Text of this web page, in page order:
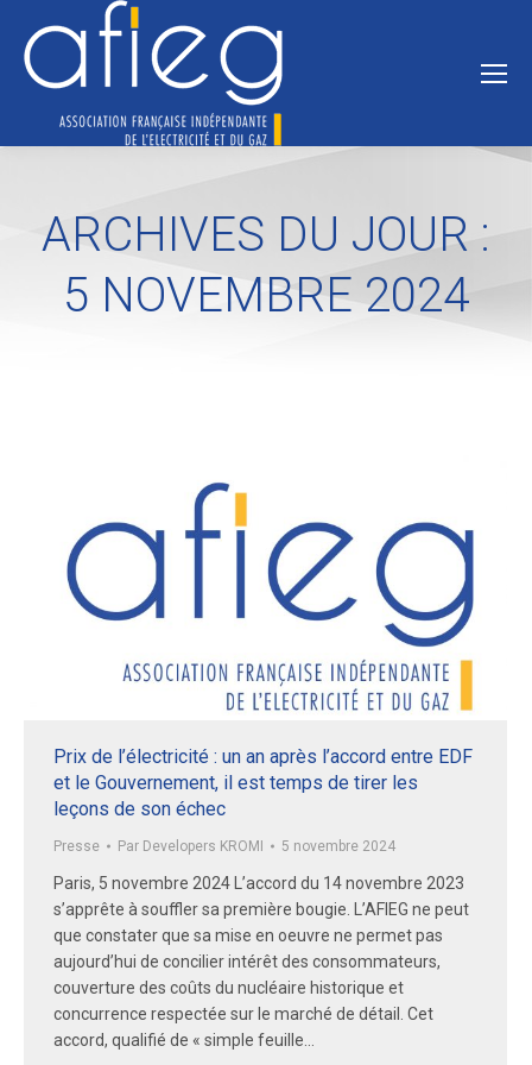
ARCHIVES DU JOUR :
5 NOVEMBRE 2024
Prix de l’électricité : un an après l’accord entre EDF
et le Gouvernement, il est temps de tirer les
leçons de son échec
Presse Par Developers KROMI 5 novembre 2024
Paris, 5 novembre 2024 L’accord du 14 novembre 2023
s’apprête à souffler sa première bougie. L’AFIEG ne peut
que constater que sa mise en oeuvre ne permet pas
aujourd’hui de concilier intérêt des consommateurs,
couverture des coûts du nucléaire historique et
concurrence respectée sur le marché de détail. Cet
accord, qualifié de « simple feuille…